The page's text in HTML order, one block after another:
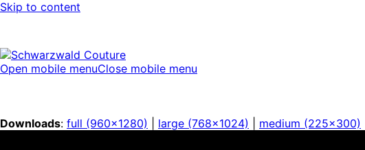
Skip to content
Open mobile menuClose mobile menu
Downloads: full (960x1280) large (768x1024) medium (225x300)